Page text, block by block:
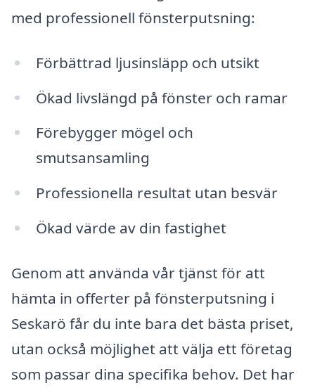
med professionell fönsterputsning:
Förbättrad ljusinsläpp och utsikt
Ökad livslängd på fönster och ramar
Förebygger mögel och
smutsansamling
Professionella resultat utan besvär
Ökad värde av din fastighet
Genom att använda vår tjänst för att
hämta in offerter på fönsterputsning i
Seskarö får du inte bara det bästa priset,
utan också möjlighet att välja ett företag
som passar dina specifika behov. Det har